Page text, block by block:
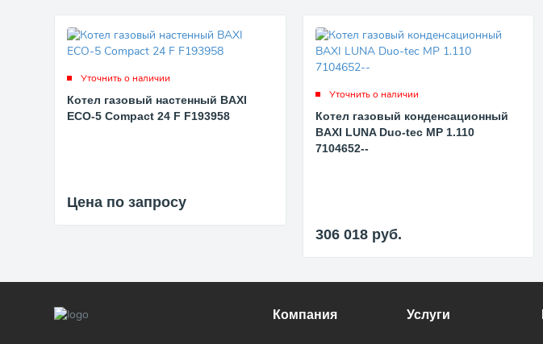
Уточнить о наличии
Котел газовый настенный BAXI
ECO-5 Compact 24 F F193958
Цена по запросу
Уточнить о наличии
Котел газовый конденсационный
BAXI LUNA Duo-tec MP 1.110
7104652--
306 018 руб.
Компания Услуги